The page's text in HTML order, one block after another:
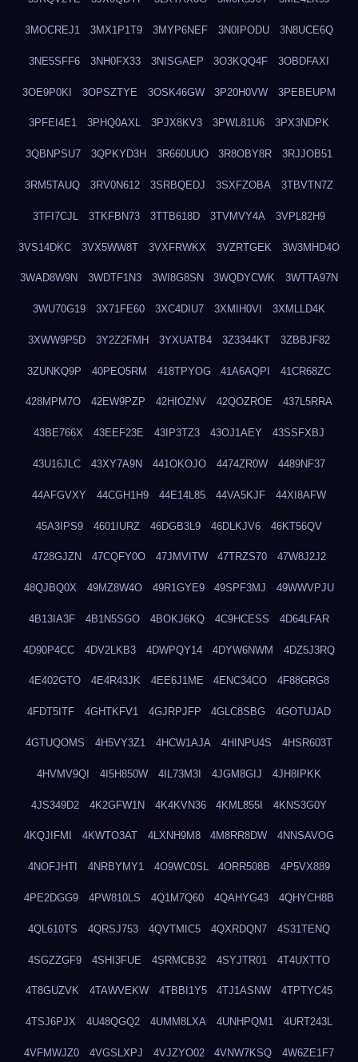
3MOCREJ1 3MX1P1T9 3MYP6NEF 3N0IPODU 3N8UCE6Q
3NE5SFF6 3NH0FX33 3NISGAEP 3O3KQQ4F 3OBDFAXI
3OE9P0KI 3OPSZTYE 3OSK46GW 3P20H0VW 3PEBEUPM
3PFEI4E1 3PHQ0AXL 3PJX8KV3 3PWL81U6 3PX3NDPK
3QBNPSU7 3QPKYD3H 3R660UUO 3R8OBY8R 3RJJOB51
3RM5TAUQ 3RV0N612 3SRBQEDJ 3SXFZOBA 3TBVTN7Z
3TFI7CJL 3TKFBN73 3TTB618D 3TVMVY4A 3VPL82H9
3VS14DKC 3VX5WW8T 3VXFRWKX 3VZRTGEK 3W3MHD4O
3WAD8W9N 3WDTF1N3 3WI8G8SN 3WQDYCWK 3WTTA97N
3WU70G19 3X71FE60 3XC4DIU7 3XMIH0VI 3XMLLD4K
3XWW9P5D 3Y2Z2FMH 3YXUATB4 3Z3344KT 3ZBBJF82
3ZUNKQ9P 40PEO5RM 418TPYOG 41A6AQPI 41CR68ZC
428MPM7O 42EW9PZP 42HIOZNV 42QOZROE 437L5RRA
43BE766X 43EEF23E 43IP3TZ3 43OJ1AEY 43SSFXBJ
43U16JLC 43XY7A9N 441OKOJO 4474ZR0W 4489NF37
44AFGVXY 44CGH1H9 44E14L85 44VA5KJF 44XI8AFW
45A3IPS9 4601IURZ 46DGB3L9 46DLKJV6 46KT56QV
4728GJZN 47CQFY0O 47JMVITW 47TRZS70 47W8J2J2
48QJBQ0X 49MZ8W4O 49R1GYE9 49SPF3MJ 49WWVPJU
4B13IA3F 4B1N5SGO 4BOKJ6KQ 4C9HCESS 4D64LFAR
4D90P4CC 4DV2LKB3 4DWPQY14 4DYW6NWM 4DZ5J3RQ
4E402GTO 4E4R43JK 4EE6J1ME 4ENC34CO 4F88GRG8
4FDT5ITF 4GHTKFV1 4GJRPJFP 4GLC8SBG 4GOTUJAD
4GTUQOMS 4H5VY3Z1 4HCW1AJA 4HINPU4S 4HSR603T
4HVMV9QI 4I5H850W 4IL73M3I 4JGM8GIJ 4JH8IPKK
4JS349D2 4K2GFW1N 4K4KVN36 4KML855I 4KNS3G0Y
4KQJIFMI 4KWTO3AT 4LXNH9M8 4M8RR8DW 4NNSAVOG
4NOFJHTI 4NRBYMY1 4O9WC0SL 4ORR508B 4P5VX889
4PE2DGG9 4PW810LS 4Q1M7Q60 4QAHYG43 4QHYCH8B
4QL610TS 4QRSJ753 4QVTMIC5 4QXRDQN7 4S31TENQ
4SGZZGF9 4SHI3FUE 4SRMCB32 4SYJTR01 4T4UXTTO
4T8GUZVK 4TAWVEKW 4TBBI1Y5 4TJ1ASNW 4TPTYC45
4TSJ6PJX 4U48QGQ2 4UMM8LXA 4UNHPQM1 4URT243L
4VFMWJZ0 4VGSLXPJ 4VJZYO02 4VNW7KSQ 4W6ZE1F7